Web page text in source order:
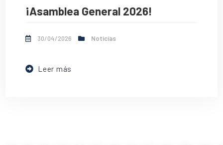
¡Asamblea General 2026!
30/04/2026 Noticias
Leer más